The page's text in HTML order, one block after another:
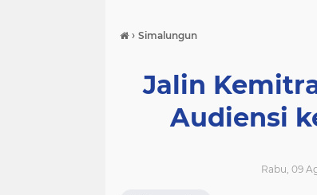
› Simalungun
Jalin
Audiensi
Rabu, 09